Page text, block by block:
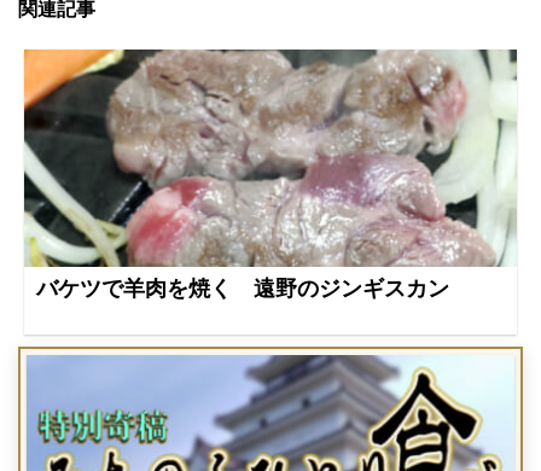
関連記事
バケツで羊肉を焼く 遠野のジンギスカン